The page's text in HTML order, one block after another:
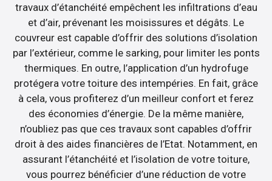
travaux d’étanchéité empêchent les infiltrations d’eau
et d’air, prévenant les moisissures et dégâts. Le
couvreur est capable d’offrir des solutions d’isolation
par l’extérieur, comme le sarking, pour limiter les ponts
thermiques. En outre, l’application d’un hydrofuge
protégera votre toiture des intempéries. En fait, grâce
à cela, vous profiterez d’un meilleur confort et ferez
des économies d’énergie. De la même manière,
n’oubliez pas que ces travaux sont capables d’offrir
droit à des aides financières de l’Etat. Notamment, en
assurant l’étanchéité et l’isolation de votre toiture,
vous pourrez bénéficier d’une réduction de votre